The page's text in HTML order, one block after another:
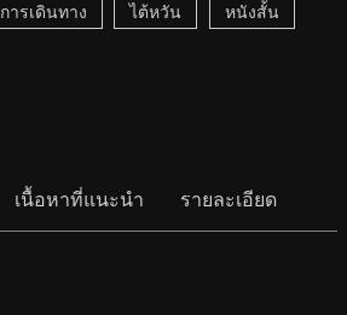
การเดินทาง ไต้หวัน หนังสั้น
เนื้อหาที่แนะนำ รายละเอียด